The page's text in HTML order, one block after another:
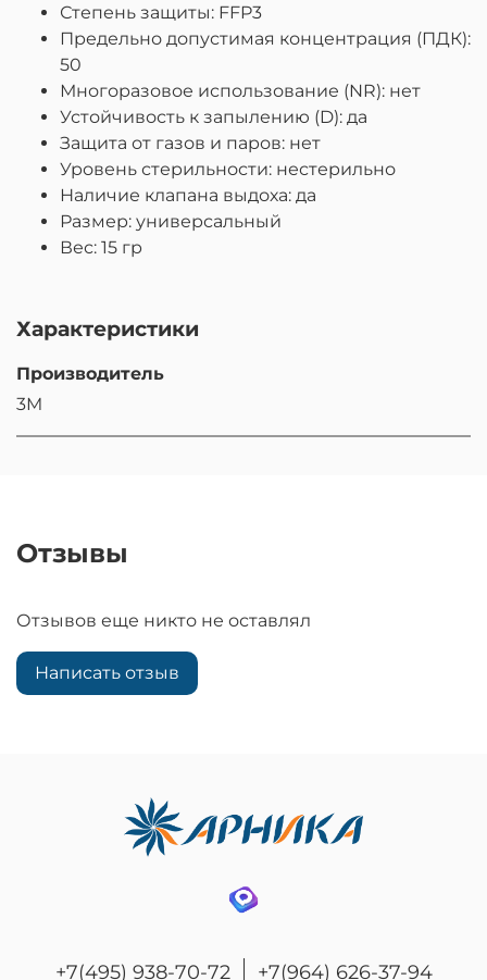
Степень защиты: FFP3
Предельно допустимая концентрация (ПДК):
50
Многоразовое использование (NR): нет
Устойчивость к запылению (D): да
Защита от газов и паров: нет
Уровень стерильности: нестерильно
Наличие клапана выдоха: да
Размер: универсальный
Вес: 15 гр
Характеристики
Производитель
3M
Отзывы
Отзывов еще никто не оставлял
Написать отзыв
+7(495) 938-70-72 +7(964) 626-37-94